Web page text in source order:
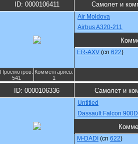
ID: 0000106411 Самолет и
Air Moldova
Airbus A320-211
ER-AXV (cn 622)
Просмотров:
541
Комментариев:
1
ID: 0000106336 Самолет и
Untitled
Dassault Falcon
M-DADI (cn 622)